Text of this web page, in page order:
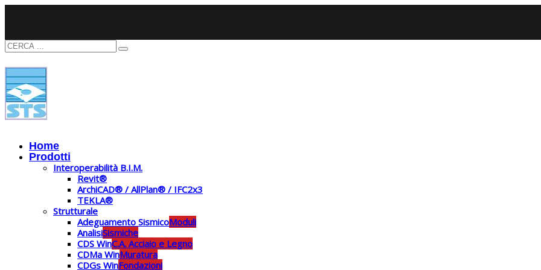
Home
Prodotti
Interoperabilità B.I.M.
Revit®
ArchiCAD® / AllPlan® / IFC2x3
TEKLA®
Strutturale
Adeguamento SismicoModuli
AnalisiSismiche
CDS WinC.A. Acciaio e Legno
CDMa WinMuratura
CDGs WinFondazioni